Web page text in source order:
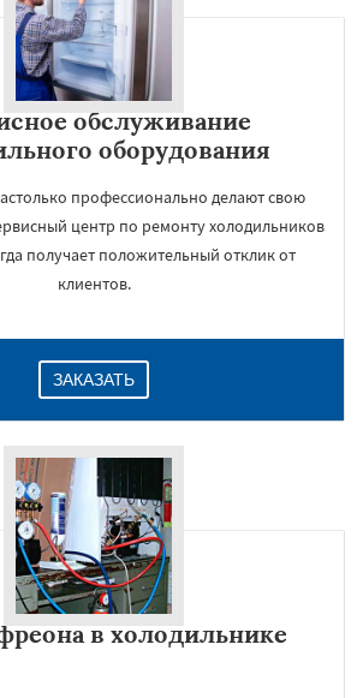
обслуживание
оборудования
профессионально делают свою
центр по ремонту холодильников
получает положительный отклик от
клиентов.
ЗАКАЗАТЬ
в холодильнике